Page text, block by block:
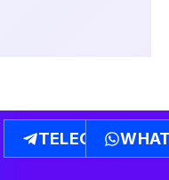
TELEGRAM